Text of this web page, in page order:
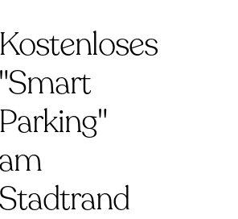
Kostenloses
"Smart
Parking"
am
Stadtrand